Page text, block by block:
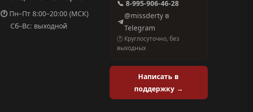
🕐Пн–Пт 8:00–20:00 (МСК)
Сб–Вс: выходной
📞 8-995-906-46-28
@missderty в
Telegram
🕐 Круглосуточно, без
выходных
Написать в
поддержку →